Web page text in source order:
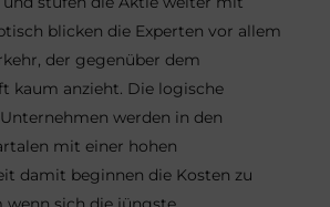
blicken die Experten vor allem
der gegenüber dem
kaum anzieht. Die logische
werden in den
mit einer hohen
damit beginnen die Kosten zu